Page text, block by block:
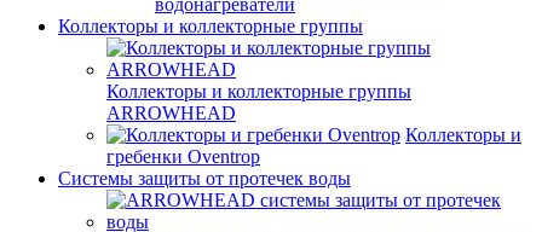
водонагреватели
Коллекторы и коллекторные группы
Коллекторы и коллекторные группы
ARROWHEAD
Коллекторы и
гребенки Oventrop
Системы защиты от протечек воды